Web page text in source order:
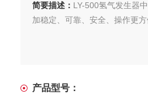
简要描述： LY-500氢气发生器
加稳定、可靠、安全、操作更方
产品型号：